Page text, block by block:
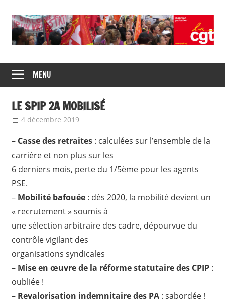
content
CGT
insertion
de
syndicats
CGT
insertion
probation
MENU
LE SPIP 2A MOBILISÉ
4 décembre 2019
– Casse des retraites: calculées sur l’ensemble de la
carrière et non plus sur les
6 derniers mois, perte du 1/5ème pour les agents
PSE.
– Mobilité bafouée: dès 2020, la mobilité devient un
« recrutement » soumis à
une sélection arbitraire des cadre, dépourvue du
contrôle vigilant des
organisations syndicales
– Mise en œuvre de la réforme statutaire des CPIP:
oubliée !
– Revalorisation indemnitaire des PA: sabordée !